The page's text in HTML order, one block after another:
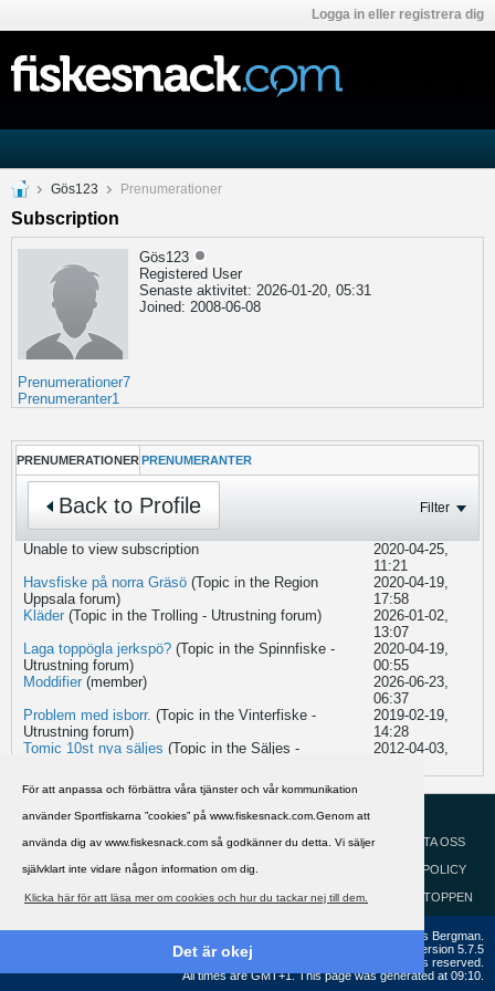
För att anpassa och förbättra våra tjänster och vår kommunikation
använder Sportfiskarna ”cookies” på www.fiskesnack.com.Genom att
använda dig av www.fiskesnack.com så godkänner du detta. Vi säljer
självklart inte vidare någon information om dig.
Klicka här för att läsa mer om cookies och hur du tackar nej till dem.
Det är okej
Logga in eller registrera dig
Gös123 Prenumerationer
Subscription
Gös123
Registered User
Senaste aktivitet: 2026-01-20, 05:31
Joined: 2008-06-08
Prenumerationer7
Prenumeranter1
PRENUMERATIONER PRENUMERANTER
Back to Profile Filter
Unable to view subscription
2020-04-25,
11:21
Havsfiske på norra Gräsö (Topic in the Region
Uppsalaforum)
2020-04-19,
17:58
Kläder (Topic in the Trolling - Utrustningforum)
2026-01-02,
13:07
Laga toppögla jerkspö? (Topic in the Spinnfiske -
Utrustningforum)
2020-04-19,
00:55
Moddifier (member)
2026-06-23,
06:37
Problem med isborr. (Topic in the Vinterfiske -
Utrustningforum)
2019-02-19,
14:28
Tomic 10st nya säljes (Topic in the Säljes -
2012-04-03,
Svenska HJÄLP
KONTAKTA OSS
COOKIEPOLICY
GÅ TILL TOPPEN
Copyright ©2002 - 2021, FiskeSnack.com. Grundad 2002 av Anders Bergman.
Version 5.7.5
Copyright © 2026 MH Sub I, LLC dba vBulletin. All rights reserved.
All times are GMT+1. This page was generated at 09:10.